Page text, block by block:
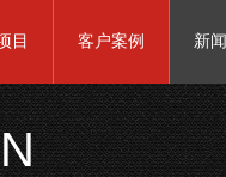
目 客户案例 新